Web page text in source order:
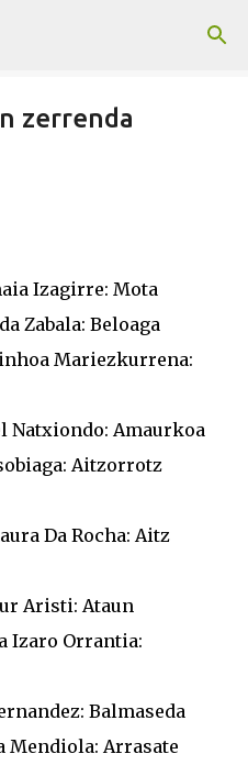
eduki nagusira
zerrenda
Izagirre: Mota
Zabala: Beloaga
Mariezkurrena:
Natxiondo: Amaurkoa
Aitzorrotz
Da Rocha: Aitz
Aristi: Ataun
Izaro Orrantia:
Balmaseda
Mendiola: Arrasate